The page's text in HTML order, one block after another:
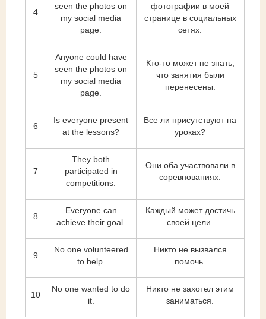
4
seen the photos on
my social media
page.
фотографии в моей
странице в социальных
сетях.
5
Anyone could have
seen the photos on
my social media
page.
Кто-то может не знать,
что занятия были
перенесены.
6
Is everyone present
at the lessons?
Все ли присутствуют на
уроках?
7
They both
participated in
competitions.
Они оба участвовали в
соревнованиях.
8
Everyone can
achieve their goal.
Каждый может достичь
своей цели.
9
No one volunteered
to help.
Никто не вызвался
помочь.
10
No one wanted to do
it.
Никто не захотел этим
заниматься.